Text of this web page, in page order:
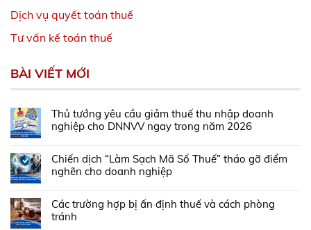
Dịch vụ quyết toán thuế
Tư vấn kế toán thuế
BÀI VIẾT MỚI
Thủ tướng yêu cầu giảm thuế thu nhập doanh
nghiệp cho DNNVV ngay trong năm 2026
Chiến dịch “Làm Sạch Mã Số Thuế” tháo gỡ điểm
nghẽn cho doanh nghiệp
Các trường hợp bị ấn định thuế và cách phòng
tránh